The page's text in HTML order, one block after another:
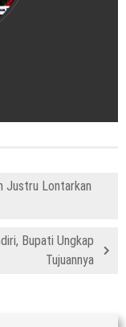
Justru Lontarkan
Bupati Ungkap
Tujuannya